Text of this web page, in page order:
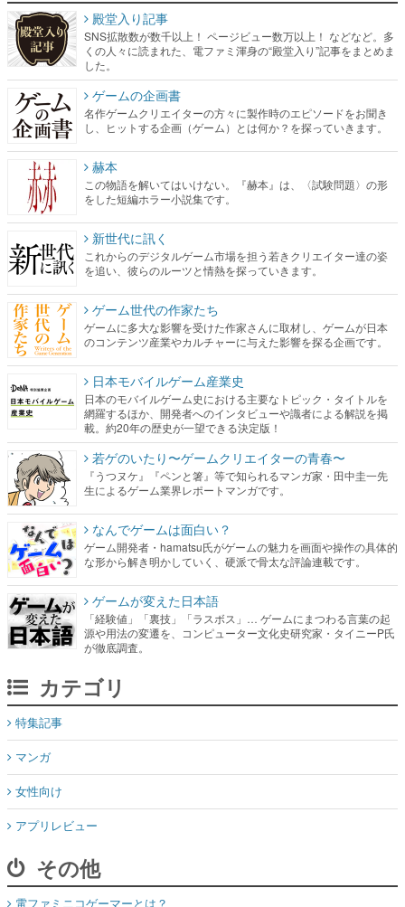
殿堂入り記事
SNS拡散数が数千以上！ ページビュー数万以上！ などなど。多
くの人々に読まれた、電ファミ渾身の“殿堂入り”記事をまとめま
した。
ゲームの企画書
名作ゲームクリエイターの方々に製作時のエピソードをお聞き
し、ヒットする企画（ゲーム）とは何か？を探っていきます。
赫本
この物語を解いてはいけない。『赫本』は、〈試験問題〉の形
をした短編ホラー小説集です。
新世代に訊く
これからのデジタルゲーム市場を担う若きクリエイター達の姿
を追い、彼らのルーツと情熱を探っていきます。
ゲーム世代の作家たち
ゲームに多大な影響を受けた作家さんに取材し、ゲームが日本
のコンテンツ産業やカルチャーに与えた影響を探る企画です。
日本モバイルゲーム産業史
日本のモバイルゲーム史における主要なトピック・タイトルを
網羅するほか、開発者へのインタビューや識者による解説を掲
載。約20年の歴史が一望できる決定版！
若ゲのいたり〜ゲームクリエイターの青春〜
『うつヌケ』『ペンと箸』等で知られるマンガ家・田中圭一先
生によるゲーム業界レポートマンガです。
なんでゲームは面白い？
ゲーム開発者・hamatsu氏がゲームの魅力を画面や操作の具体的
な形から解き明かしていく、硬派で骨太な評論連載です。
ゲームが変えた日本語
「経験値」「裏技」「ラスボス」… ゲームにまつわる言葉の起
源や用法の変遷を、コンピューター文化史研究家・タイニーP氏
が徹底調査。
カテゴリ
特集記事
マンガ
女性向け
アプリレビュー
その他
電ファミニコゲーマーとは？